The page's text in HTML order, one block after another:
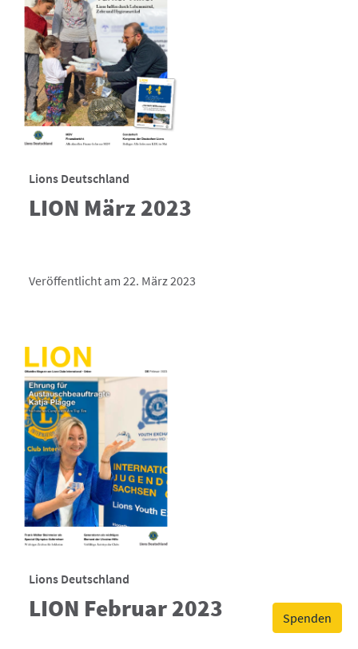
Spenden
Lions Deutschland
LION März 2023
Veröffentlicht am 22. März 2023
Lions Deutschland
LION Februar 2023